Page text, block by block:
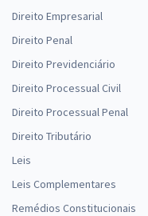
Direito Empresarial
Direito Penal
Direito Previdenciário
Direito Processual Civil
Direito Processual Penal
Direito Tributário
Leis
Leis Complementares
Remédios Constitucionais